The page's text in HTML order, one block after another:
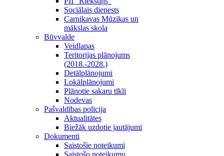
Sociālais dienests
Carnikavas Mūzikas un
mākslas skola
Būvvalde
Veidlapas
Teritorijas plānojums
(2018.-2028.)
Detālplānojumi
Lokālplānojumi
Plānotie sakaru tīkli
Nodevas
Pašvaldības policija
Aktualitātes
Biežāk uzdotie jautājumi
Dokumenti
Saistošie noteikumi